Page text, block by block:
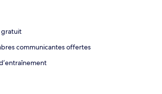
gratuit
communicantes offertes